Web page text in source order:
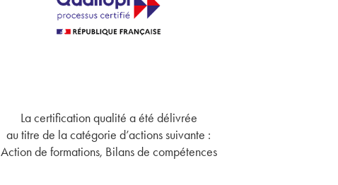
La certification qualité a été délivrée
au titre de la catégorie d’actions suivante :
Action de formations, Bilans de compétences